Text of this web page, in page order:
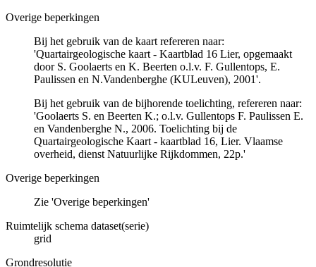
Overige beperkingen
Bij het gebruik van de kaart refereren naar:
'Quartairgeologische kaart - Kaartblad 16 Lier, opgemaakt
door S. Goolaerts en K. Beerten o.l.v. F. Gullentops, E.
Paulissen en N.Vandenberghe (KULeuven), 2001'.
Bij het gebruik van de bijhorende toelichting, refereren naar:
'Goolaerts S. en Beerten K.; o.l.v. Gullentops F. Paulissen E.
en Vandenberghe N., 2006. Toelichting bij de
Quartairgeologische Kaart - kaartblad 16, Lier. Vlaamse
overheid, dienst Natuurlijke Rijkdommen, 22p.'
Overige beperkingen
Zie 'Overige beperkingen'
Ruimtelijk schema dataset(serie)
grid
Grondresolutie